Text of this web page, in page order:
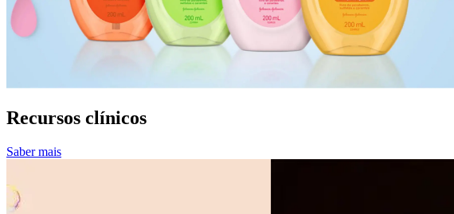
Recursos clínicos
Saber mais